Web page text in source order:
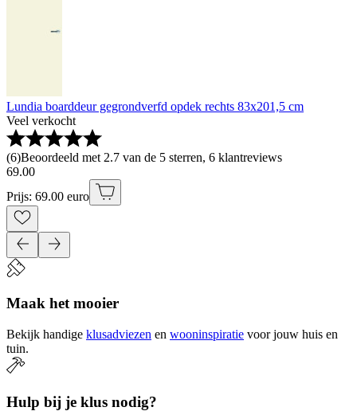
Lundia boarddeur gegrondverfd opdek rechts 83x201,5 cm
Veel verkocht
(6)Beoordeeld met 2.7 van de 5 sterren, 6 klantreviews
69.00
Prijs: 69.00 euro
Maak het mooier
Bekijk handige klusadviezen en wooninspiratie voor jouw huis en
tuin.
Hulp bij je klus nodig?